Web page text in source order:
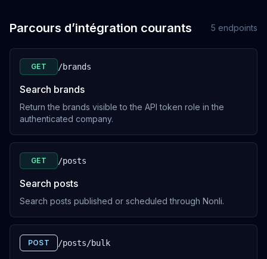
OUVRIR
GET
Get publishing quota
Get YouTube playlists
/social-accounts/youtube/playlists
OUVRIR
GET
Parcours d’intégration courants 5 endpoints
GET /brands
Search brands
Return the brands visible to the API token role in the
authenticated company.
GET /posts
Search posts
Search posts published or scheduled through Nonli.
POST /posts/bulk